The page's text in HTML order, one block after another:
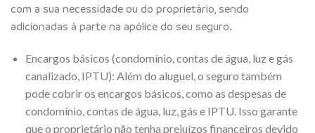
com a sua necessidade ou do proprietário, sendo
adicionadas à parte na apólice do seu seguro.
Encargos básicos (condomínio, contas de água, luz e gás
canalizado, IPTU): Além do aluguel, o seguro também
pode cobrir os encargos básicos, como as despesas de
condomínio, contas de água, luz, gás e IPTU. Isso garante
que o proprietário não tenha prejuízos financeiros devido